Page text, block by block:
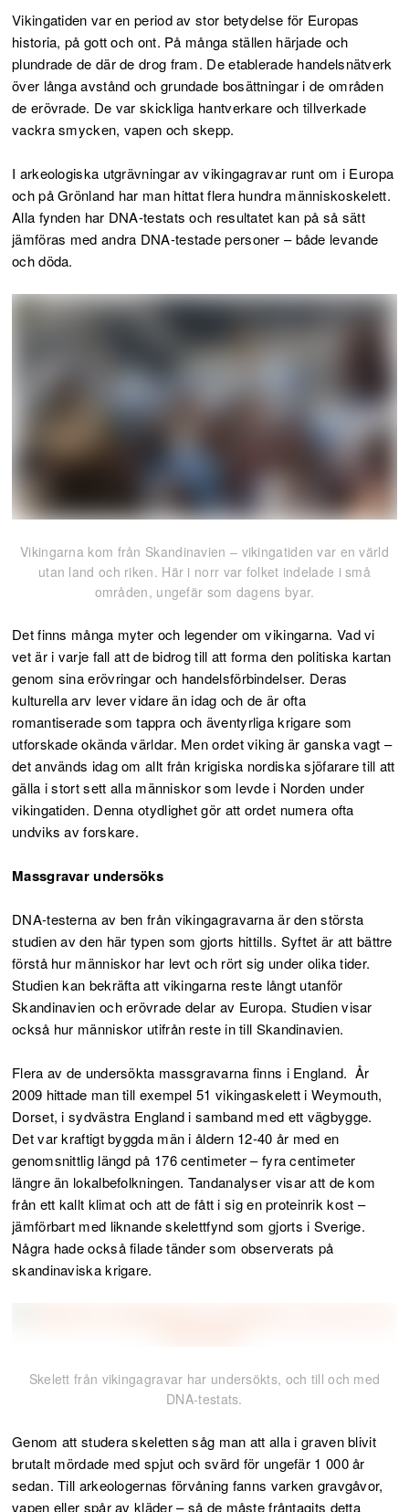
Vikingatiden var en period av stor betydelse för Europas
historia, på gott och ont. På många ställen härjade och
plundrade de där de drog fram. De etablerade handelsnätverk
över långa avstånd och grundade bosättningar i de områden
de erövrade. De var skickliga hantverkare och tillverkade
vackra smycken, vapen och skepp.
I arkeologiska utgrävningar av vikingagravar runt om i Europa
och på Grönland har man hittat flera hundra människoskelett.
Alla fynden har DNA-testats och resultatet kan på så sätt
jämföras med andra DNA-testade personer – både levande
och döda.
Vikingarna kom från Skandinavien – vikingatiden var en värld
utan land och riken. Här i norr var folket indelade i små
områden, ungefär som dagens byar.
Det finns många myter och legender om vikingarna. Vad vi
vet är i varje fall att de bidrog till att forma den politiska kartan
genom sina erövringar och handelsförbindelser. Deras
kulturella arv lever vidare än idag och de är ofta
romantiserade som tappra och äventyrliga krigare som
utforskade okända världar. Men ordet viking är ganska vagt –
det används idag om allt från krigiska nordiska sjöfarare till att
gälla i stort sett alla människor som levde i Norden under
vikingatiden. Denna otydlighet gör att ordet numera ofta
undviks av forskare.
Massgravar undersöks
DNA-testerna av ben från vikingagravarna är den största
studien av den här typen som gjorts hittills. Syftet är att bättre
förstå hur människor har levt och rört sig under olika tider.
Studien kan bekräfta att vikingarna reste långt utanför
Skandinavien och erövrade delar av Europa. Studien visar
också hur människor utifrån reste in till Skandinavien.
Flera av de undersökta massgravarna finns i England. År
2009 hittade man till exempel 51 vikingaskelett i Weymouth,
Dorset, i sydvästra England i samband med ett vägbygge.
Det var kraftigt byggda män i åldern 12-40 år med en
genomsnittlig längd på 176 centimeter – fyra centimeter
längre än lokalbefolkningen. Tandanalyser visar att de kom
från ett kallt klimat och att de fått i sig en proteinrik kost –
jämförbart med liknande skelettfynd som gjorts i Sverige.
Några hade också filade tänder som observerats på
skandinaviska krigare.
Skelett från vikingagravar har undersökts, och till och med
DNA-testats.
Genom att studera skeletten såg man att alla i graven blivit
brutalt mördade med spjut och svärd för ungefär 1 000 år
sedan. Till arkeologernas förvåning fanns varken gravgåvor,
vapen eller spår av kläder – så de måste fråntagits detta